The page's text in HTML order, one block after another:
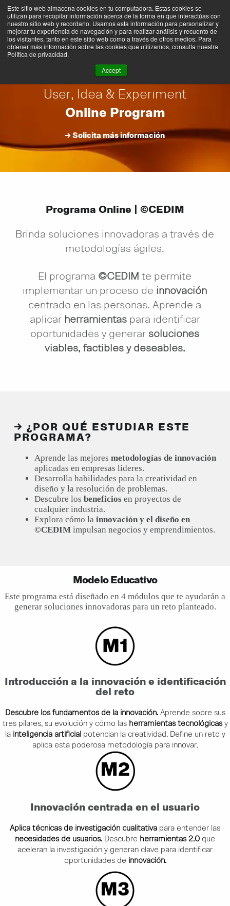
Este sitio web almacena cookies en tu computadora. Estas cookies se
utilizan para recopilar información acerca de la forma en que interactúas con
nuestro sitio web y recordarlo. Usamos esta información para personalizar y
mejorar tu experiencia de navegación y para realizar análisis y recuento de
los visitantes, tanto en este sitio web como a través de otros medios. Para
obtener más información sobre las cookies que utilizamos, consulta nuestra
Política de privacidad.
Accept
contenido
INNOVATION AND
→ DESIGN THINKING
User, Idea & Experiment
Online Program
→ Solicita más información
Programa Online | ©CEDIM
Brinda soluciones innovadoras a través de
metodologías ágiles.
El programa ©CEDIMte permite
implementar un proceso de innovación
centrado en las personas. Aprende a
aplicar herramientas para identificar
oportunidades y generar soluciones
viables, factibles y deseables.
→ ¿POR QUÉ ESTUDIAR ESTE
PROGRAMA?
Aprende las mejores metodologías de innovación
aplicadas en empresas líderes.
Desarrolla habilidades para la creatividad en
diseño y la resolución de problemas.
Descubre los beneficios en proyectos de
cualquier industria.
Explora cómo la innovación y el diseño en
©CEDIMimpulsan negocios y emprendimientos.
Modelo Educativo
Este programa está diseñado en 4 módulos que te ayudarán a
generar soluciones innovadoras para un reto planteado.
Introducción a la innovación e identificación
del reto
Descubre los fundamentos de la innovación.Aprende sobre sus
tres pilares, su evolución y cómo lasherramientas tecnológicasy
la inteligencia artificialpotencian la creatividad. Define un reto y
aplica esta poderosa metodología para innovar.
Innovación centrada en el usuario
Aplica técnicas de investigación cualitativa para entender las
necesidades de usuarios. Descubre herramientas 2.0 que
aceleran la investigación y generan clave para identificar
oportunidades de innovación.